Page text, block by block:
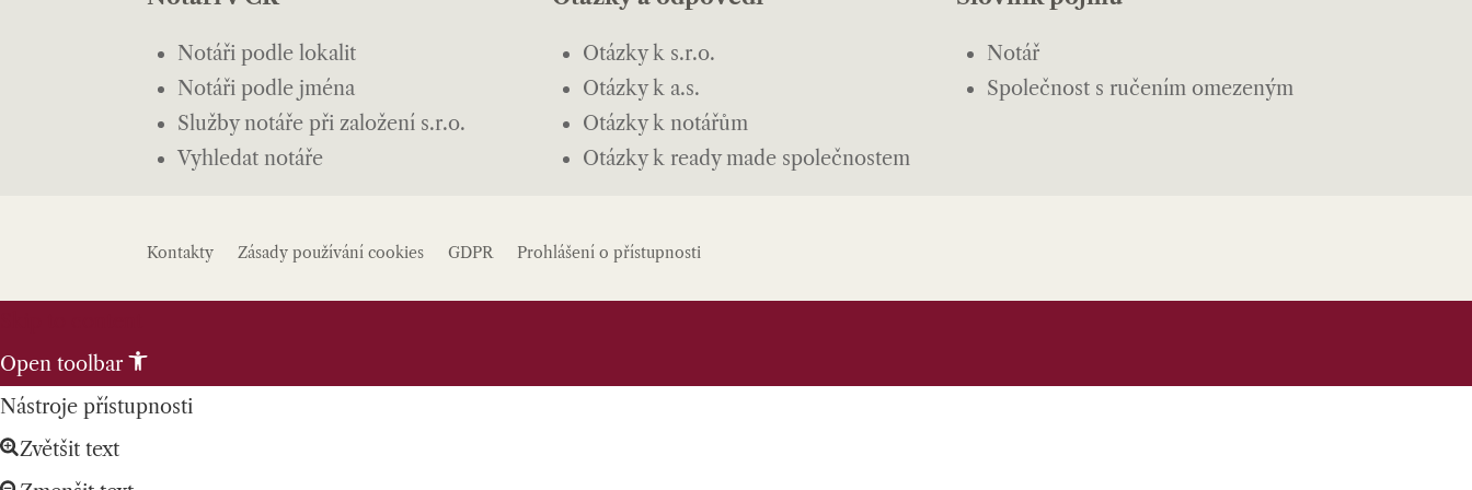
Notáři podle lokalit
Notáři podle jména
Služby notáře při založení s.r.o.
Vyhledat notáře
Otázky k s.r.o.
Otázky k a.s.
Otázky k notářům
Otázky k ready made společnostem
Notář
Společnost s ručením omezeným
Kontakty Zásady používání cookies GDPR Prohlášení o přístupnosti
Open toolbar
Nástroje přístupnosti
Zvětšit text